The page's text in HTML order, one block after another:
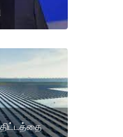
திட்டத்தை